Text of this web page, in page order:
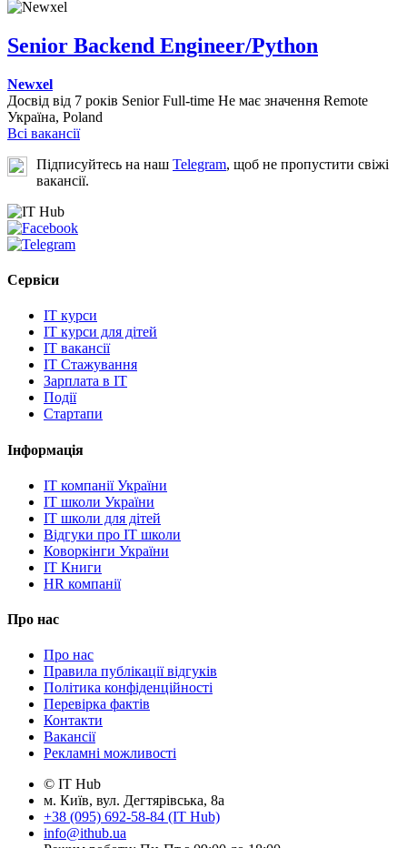
Senior Backend Engineer/Python
Newxel
Досвід від 7 років Senior Full-time Не має значення Remote
Україна, Poland
Всі вакансії
Підписуйтесь на наш Telegram, щоб не пропустити свіжі
вакансії.
Сервіси
IT курси
IT курси для дітей
IT вакансії
IT Стажування
Зарплата в IT
Події
Стартапи
Інформація
IT компанії України
IT школи України
IT школи для дітей
Відгуки про IT школи
Коворкінги України
IT Книги
HR компанії
Про нас
Про нас
Правила публікації відгуків
Політика конфіденційності
Перевірка фактів
Контакти
Вакансії
Рекламні можливості
© IT Hub
м. Київ, вул. Дегтярівська, 8а
+38 (095) 692-58-84 (IT Hub)
info@ithub.ua